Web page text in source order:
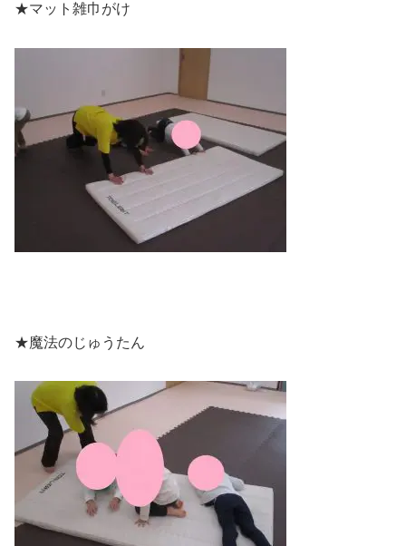
★マット雑巾がけ
★魔法のじゅうたん